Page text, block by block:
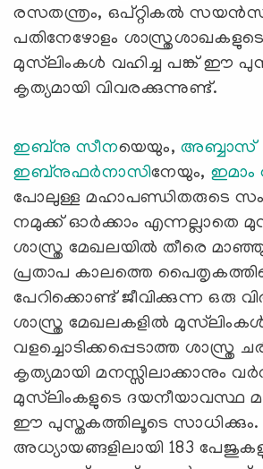
രസതന്ത്രം, ഒപ്റ്റികല്‍
പതിനേഴോളം
മുസ്‍ലിംകൾ വഹിച്ച പങ്ക് ഈ
കൃത്യമായി വിവരക്കുന്നുണ്ട്.
ഇബ്നു സീനയെയും,അബ്ബാസ്
ഇബ്നുഫർനാസിനേയും, ഇമാം
പോലുള്ള മഹാപണ്ഡിതരുടെ
നമുക്ക് ഓർക്കാം എന്നല്ലാതെ
ശാസ്ത്ര മേഖലയിൽ തീരെ
പ്രതാപ കാലത്തെ
പേറിക്കൊണ്ട് ജീവിക്കുന്ന ഒരു
ശാസ്ത്ര മേഖലകളിൽ മുസ്‍ലിംകൾ
വളച്ചൊടിക്കപ്പെടാത്ത ശാസ്ത്ര
കൃത്യമായി മനസ്സിലാക്കാനും
മുസ്‍ലിംകളുടെ ദയനീയാവസ്ഥ
ഈ പുസ്തകത്തിലൂടെ സാധിക്കും.
അധ്യായങ്ങളിലായി 183